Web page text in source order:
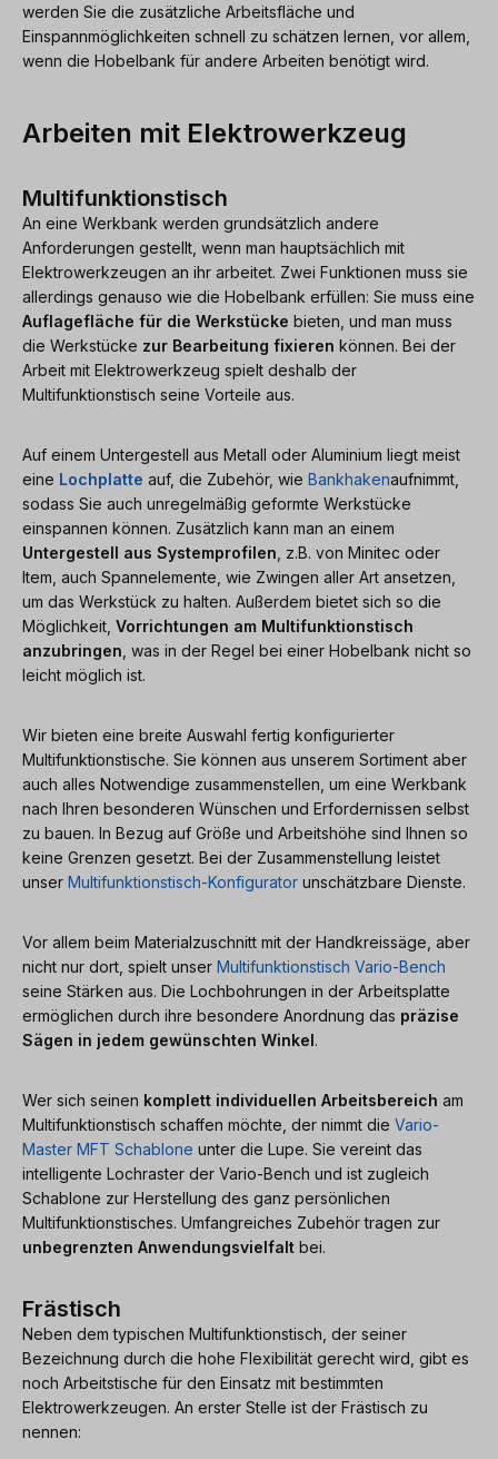
werden Sie die zusätzliche Arbeitsfläche und
Einspannmöglichkeiten schnell zu schätzen lernen, vor allem,
wenn die Hobelbank für andere Arbeiten benötigt wird.
Arbeiten mit Elektrowerkzeug
Multifunktionstisch
An eine Werkbank werden grundsätzlich andere
Anforderungen gestellt, wenn man hauptsächlich mit
Elektrowerkzeugen an ihr arbeitet. Zwei Funktionen muss sie
allerdings genauso wie die Hobelbank erfüllen: Sie muss eine
Auflagefläche für die Werkstücke bieten, und man muss
die Werkstücke zur Bearbeitung fixieren können. Bei der
Arbeit mit Elektrowerkzeug spielt deshalb der
Multifunktionstisch seine Vorteile aus.
Auf einem Untergestell aus Metall oder Aluminium liegt meist
eine Lochplatte auf, die Zubehör, wie Bankhakenaufnimmt,
sodass Sie auch unregelmäßig geformte Werkstücke
einspannen können. Zusätzlich kann man an einem
Untergestell aus Systemprofilen , z.B. von Minitec oder
Item, auch Spannelemente, wie Zwingen aller Art ansetzen,
um das Werkstück zu halten. Außerdem bietet sich so die
Möglichkeit, Vorrichtungen am Multifunktionstisch
anzubringen , was in der Regel bei einer Hobelbank nicht so
leicht möglich ist.
Wir bieten eine breite Auswahl fertig konfigurierter
Multifunktionstische. Sie können aus unserem Sortiment aber
auch alles Notwendige zusammenstellen, um eine Werkbank
nach Ihren besonderen Wünschen und Erfordernissen selbst
zu bauen. In Bezug auf Größe und Arbeitshöhe sind Ihnen so
keine Grenzen gesetzt. Bei der Zusammenstellung leistet
unser Multifunktionstisch-Konfigurator unschätzbare Dienste.
Vor allem beim Materialzuschnitt mit der Handkreissäge, aber
nicht nur dort, spielt unser Multifunktionstisch Vario-Bench
seine Stärken aus. Die Lochbohrungen in der Arbeitsplatte
ermöglichen durch ihre besondere Anordnung das präzise
Sägen in jedem gewünschten Winkel.
Wer sich seinen komplett individuellen Arbeitsbereich am
Multifunktionstisch schaffen möchte, der nimmt die Vario-
Master MFT Schablone unter die Lupe. Sie vereint das
intelligente Lochraster der Vario-Bench und ist zugleich
Schablone zur Herstellung des ganz persönlichen
Multifunktionstisches. Umfangreiches Zubehör tragen zur
unbegrenzten Anwendungsvielfalt bei.
Frästisch
Neben dem typischen Multifunktionstisch, der seiner
Bezeichnung durch die hohe Flexibilität gerecht wird, gibt es
noch Arbeitstische für den Einsatz mit bestimmten
Elektrowerkzeugen. An erster Stelle ist der Frästisch zu
nennen: